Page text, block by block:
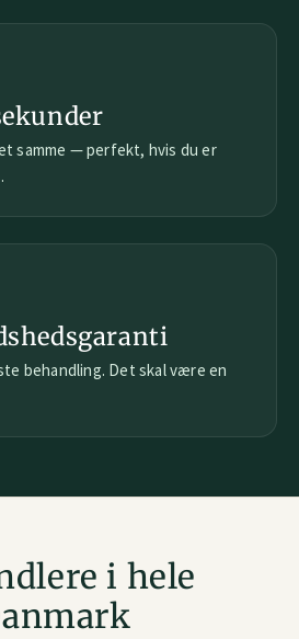
samme — perfekt, hvis du er
behandling. Det skal være en
i hele